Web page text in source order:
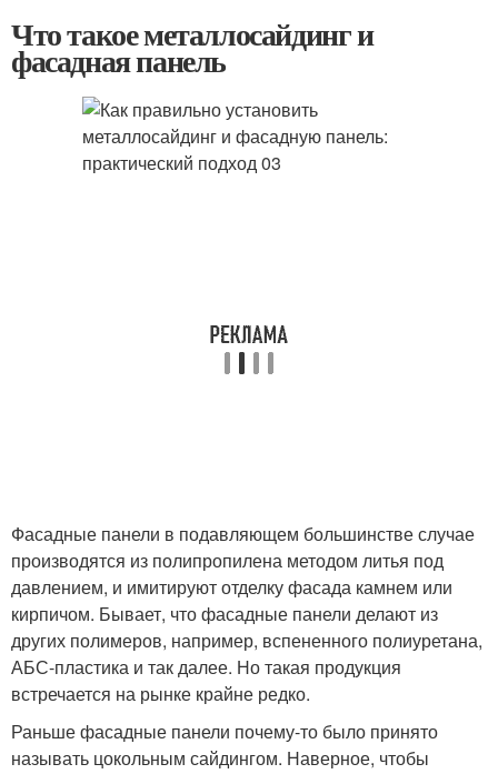
Что такое металлосайдинг и
фасадная панель
Фасадные панели в подавляющем большинстве случае
производятся из полипропилена методом литья под
давлением, и имитируют отделку фасада камнем или
кирпичом. Бывает, что фасадные панели делают из
других полимеров, например, вспененного полиуретана,
АБС-пластика и так далее. Но такая продукция
встречается на рынке крайне редко.
Раньше фасадные панели почему-то было принято
называть цокольным сайдингом. Наверное, чтобы